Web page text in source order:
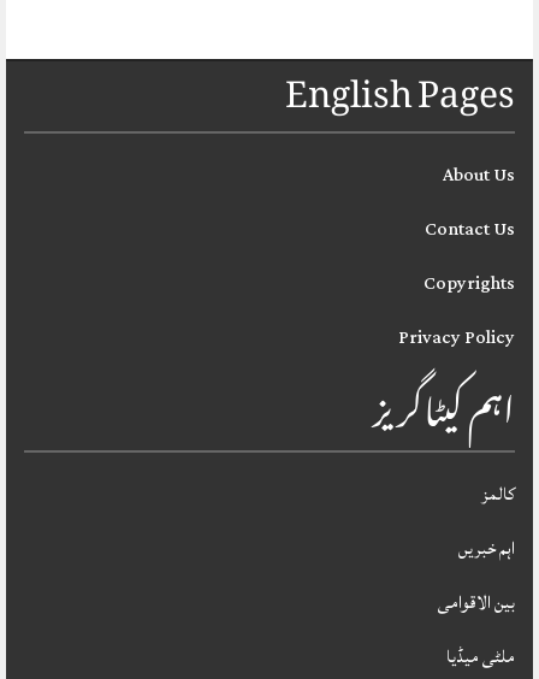
English Pages
About Us
Contact Us
Copyrights
Privacy Policy
اہم کیٹاگریز
کالمز
اہم خبریں
بین الاقوامی
ملٹی میڈیا